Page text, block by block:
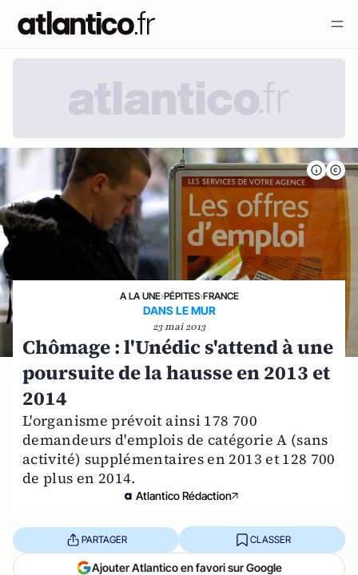
A LA UNE›PÉPITES›FRANCE
DANS LE MUR
23 mai 2013
Chômage : l'Unédic s'attend à une
poursuite de la hausse en 2013 et
2014
L'organisme prévoit ainsi 178 700
demandeurs d'emplois de catégorie A (sans
activité) supplémentaires en 2013 et 128 700
de plus en 2014.
Atlantico Rédaction
PARTAGER CLASSER
Ajouter Atlantico en favori sur Google